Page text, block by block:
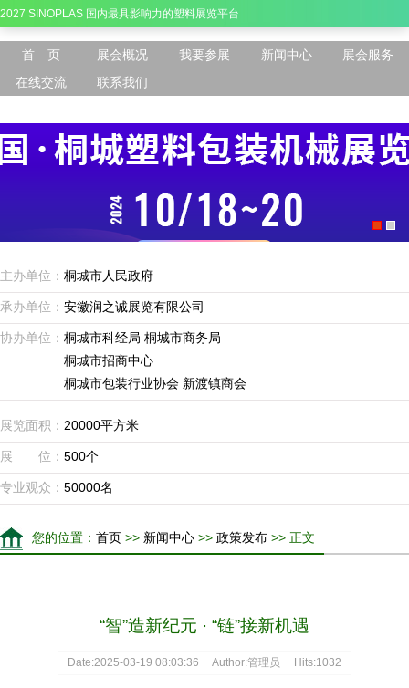
2027 SINOPLAS 国内最具影响力的塑料展览平台
首 页 展会概况 我要参展 新闻中心
展会服务
在线交流
联系我们
主办单位： 桐城市人民政府
承办单位： 安徽润之诚展览有限公司
协办单位： 桐城市科经局 桐城市商务局
桐城市招商中心
桐城市包装行业协会 新渡镇商会
展览面积： 20000平方米
展 位： 500个
专业观众： 50000名
您的位置： 首页 >> 新闻中心 >> 政策发布 >> 正文
“智”造新纪元 · “链”接新机遇
Date:2025-03-19 08:03:36 Author:管理员 Hits:1032